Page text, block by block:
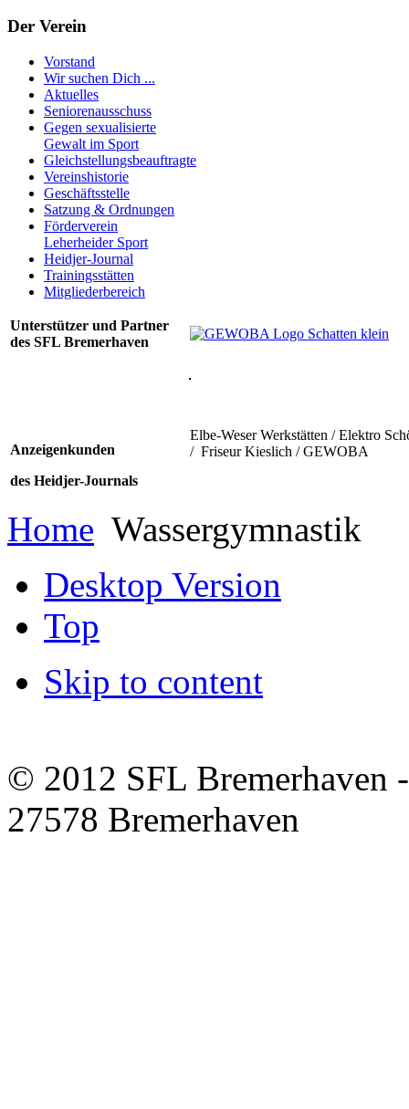
Der Verein
Vorstand
Wir suchen Dich ...
Aktuelles
Seniorenausschuss
Gegen sexualisierte
Gewalt im Sport
Gleichstellungsbeauftragte
Vereinshistorie
Geschäftsstelle
Satzung & Ordnungen
Förderverein
Leherheider Sport
Heidjer-Journal
Trainingsstätten
Mitgliederbereich
Unterstützer und Partner
des SFL Bremerhaven
Anzeigenkunden
des Heidjer-Journals
Elbe-Weser Werkstätten / Elektro
/ Friseur Kieslich / GEWOBA
Home Wassergymnastik
Desktop Version
Top
Skip to content
© 2012 SFL Bremerhaven
27578 Bremerhaven